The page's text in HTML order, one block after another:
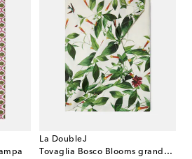
La DoubleJ
Tovaglia Bosco Blooms grande in canvas